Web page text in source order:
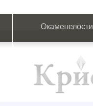
Окаменелости